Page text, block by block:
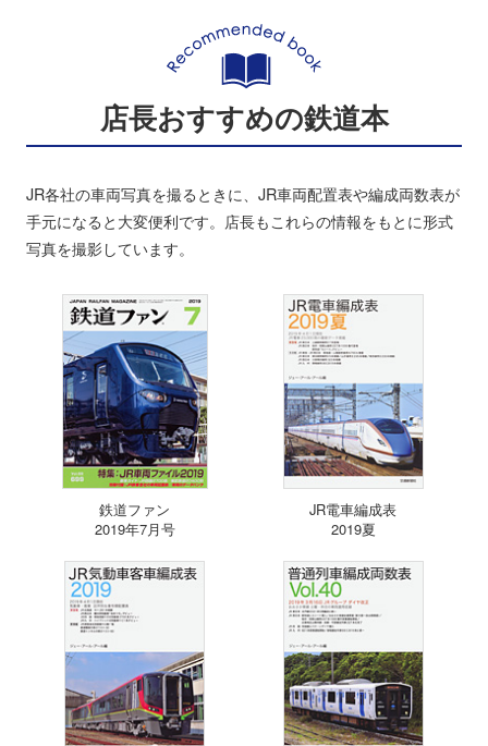
店長おすすめの鉄道本
JR各社の車両写真を撮るときに、JR車両配置表や編成両数表が
手元になると大変便利です。店長もこれらの情報をもとに形式
写真を撮影しています。
鉄道ファン
2019年7月号
JR電車編成表
2019夏